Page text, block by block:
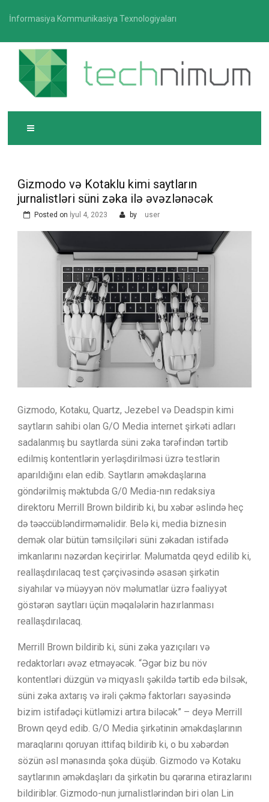
İnformasiya Kommunikasiya Texnologiyaları
TECHNIMUM
İnformasiya-kommunikasiya texnologiyaları üzrə
media platforması
Gizmodo və Kotaklu kimi saytların
jurnalistləri süni zəka ilə əvəzlənəcək
Posted on İyul 4, 2023 by user
Gizmodo, Kotaku, Quartz, Jezebel və Deadspin kimi
saytların sahibi olan G/O Media internet şirkəti adları
sadalanmış bu saytlarda süni zəka tərəfindən tərtib
edilmiş kontentlərin yerləşdirilməsi üzrə testlərin
aparıldığını elan edib. Saytların əməkdaşlarına
göndərilmiş məktubda G/0 Media-nın redaksiya
direktoru Merrill Brown bildirib ki, bu xəbər əslində heç
də təəccübləndirməməlidir. Belə ki, media biznesin
demək olar bütün təmsilçiləri süni zəkadan istifadə
imkanlarını nəzərdən keçirirlər. Məlumatda qeyd edilib ki,
reallaşdırılacaq test çərçivəsində əsasən şirkətin
siyahılar və müəyyən növ məlumatlar üzrə fəaliyyət
göstərən saytları üçün məqalələrin hazırlanması
reallaşdırılacaq.
Merrill Brown bildirib ki, süni zəka yazıçıları və
redaktorları əvəz etməyəcək. “Əgər biz bu növ
kontentləri düzgün və miqyaslı şəkildə tərtib edə bilsək,
süni zəka axtarış və irəli çəkmə faktorları sayəsində
bizim istifadəçi kütləmizi artıra biləcək” – deyə Merrill
Brown qeyd edib. G/O Media şirkətinin əməkdaşlarının
maraqlarını qoruyan ittifaq bildirib ki, o bu xəbərdən
sözün əsl mənasında şoka düşüb. Gizmodo və Kotaku
saytlarının əməkdaşları da şirkətin bu qərarına etirazlarını
bildiriblər. Gizmodo-nun jurnalistlərindən biri olan Lin